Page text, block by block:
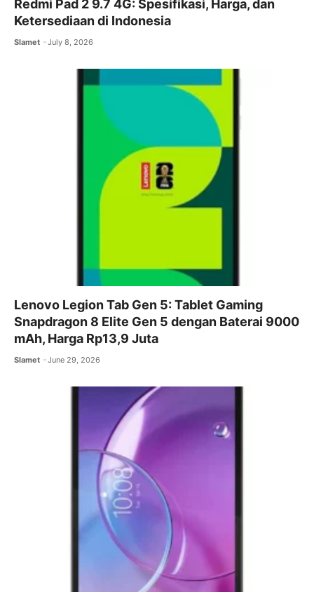
Redmi Pad 2 9.7 4G: Spesifikasi, Harga, dan
Ketersediaan di Indonesia
Slamet July 8, 2026
Lenovo Legion Tab Gen 5: Tablet Gaming
Snapdragon 8 Elite Gen 5 dengan Baterai 9000
mAh, Harga Rp13,9 Juta
Slamet June 29, 2026